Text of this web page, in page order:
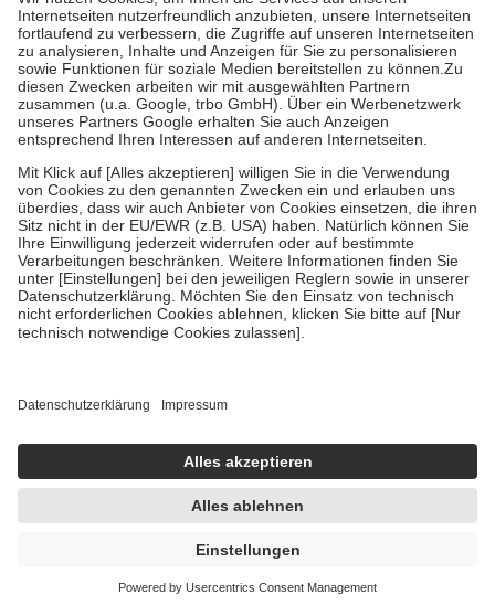
Kosten der Leistung zu entrichten.
Diese Regeln gelten grundsätzlich auch für Online-Apotheken.
Bei Heilmitteln und häuslicher Krankenpflege beträgt die
Zuzahlung zehn Prozent der Kosten sowie zehn Euro je
Verordnung.
Um das Engagement der Versicherten für ihre eigene Gesundheit zu
stärken und die besondere Stellung der Familie zu unterstützen,
fallenkeine Zuzahlungenan bei:
• Kindern und Jugendlichen bis zum vollendeten 18. Lebensjahr
mit Ausnahme der Fahrkosten
• Untersuchungen zur Vorsorge und Früherkennung, die von der
GKV getragen werden
• empfohlenen Schutzimpfungen
• Harn- und Blutteststreifen
getroffen, um sicherzustellen, dass es sich um echte Bewertungen
https://help.etrusted.com/hc/de/articles/4419944605341
Einige Bilder und Inhalte wurden unter Zuhilfenahme künstlicher